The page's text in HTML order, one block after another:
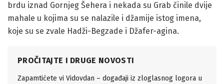
brdu iznad Gornjeg Šehera i nekada su Grab činile dvije
mahale u kojima su se nalazile i džamije istog imena,
koje su se zvale Hadži-Begzade i Džafer-agina.
PROČITAJTE I DRUGE NOVOSTI
Zapamtićete vi Vidovdan – događaji iz zloglasnog logora u